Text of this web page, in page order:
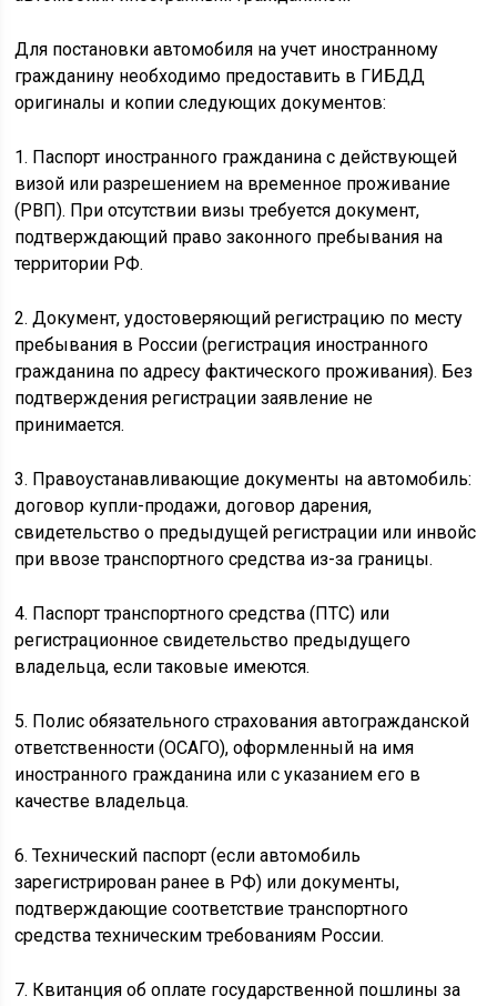
Для постановки автомобиля на учет иностранному
гражданину необходимо предоставить в ГИБДД
оригиналы и копии следующих документов:
1. Паспорт иностранного гражданина с действующей
визой или разрешением на временное проживание
(РВП). При отсутствии визы требуется документ,
подтверждающий право законного пребывания на
территории РФ.
2. Документ, удостоверяющий регистрацию по месту
пребывания в России (регистрация иностранного
гражданина по адресу фактического проживания). Без
подтверждения регистрации заявление не
принимается.
3. Правоустанавливающие документы на автомобиль:
договор купли-продажи, договор дарения,
свидетельство о предыдущей регистрации или инвойс
при ввозе транспортного средства из-за границы.
4. Паспорт транспортного средства (ПТС) или
регистрационное свидетельство предыдущего
владельца, если таковые имеются.
5. Полис обязательного страхования автогражданской
ответственности (ОСАГО), оформленный на имя
иностранного гражданина или с указанием его в
качестве владельца.
6. Технический паспорт (если автомобиль
зарегистрирован ранее в РФ) или документы,
подтверждающие соответствие транспортного
средства техническим требованиям России.
7. Квитанция об оплате государственной пошлины за